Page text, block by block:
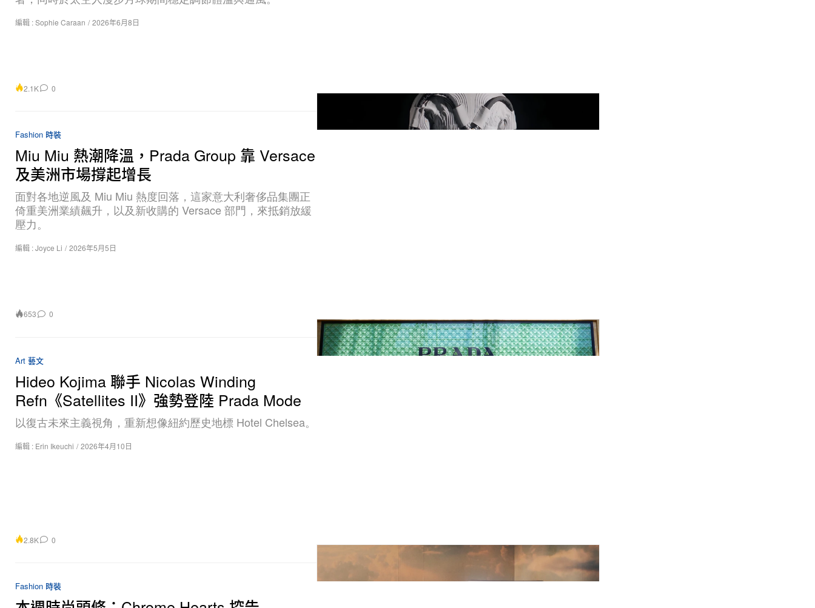
編輯 :Sophie Caraan / 2026年6月8日
2.1K 0
Fashion 時裝
Miu Miu 熱潮降溫，Prada Group 靠 Versace
及美洲市場撐起增長
面對各地逆風及 Miu Miu 熱度回落，這家意大利奢侈品集團正
倚重美洲業績飆升，以及新收購的 Versace 部門，來抵銷放緩
壓力。
編輯 :Joyce Li / 2026年5月5日
653 0
Art 藝文
Hideo Kojima 聯手 Nicolas Winding
Refn《Satellites II》強勢登陸 Prada Mode
以復古未來主義視角，重新想像紐約歷史地標 Hotel Chelsea。
編輯 : Erin Ikeuchi / 2026年4月10日
2.8K 0
Fashion 時裝